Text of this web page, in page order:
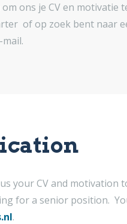
ons je CV en
of op zoek bent naar
your CV and motivation
for a senior position.
.